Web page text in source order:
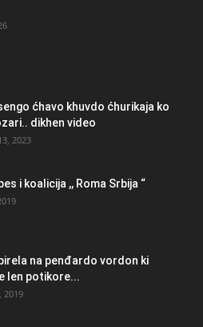
ćhavo khuvdo ćhurikaja ko
dikhen video
2023
i koalicija ,, Roma Srbija “
na penđardo vordon ki
len potikore...
2019